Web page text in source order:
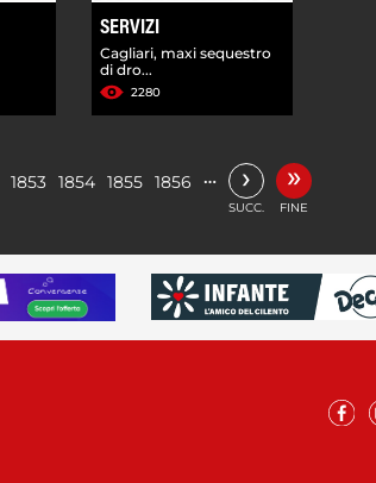
SERVIZI
Cagliari, maxi sequestro
di dro...
2280
1853 1854 1855 1856 … ›
SUCC.
»
FINE